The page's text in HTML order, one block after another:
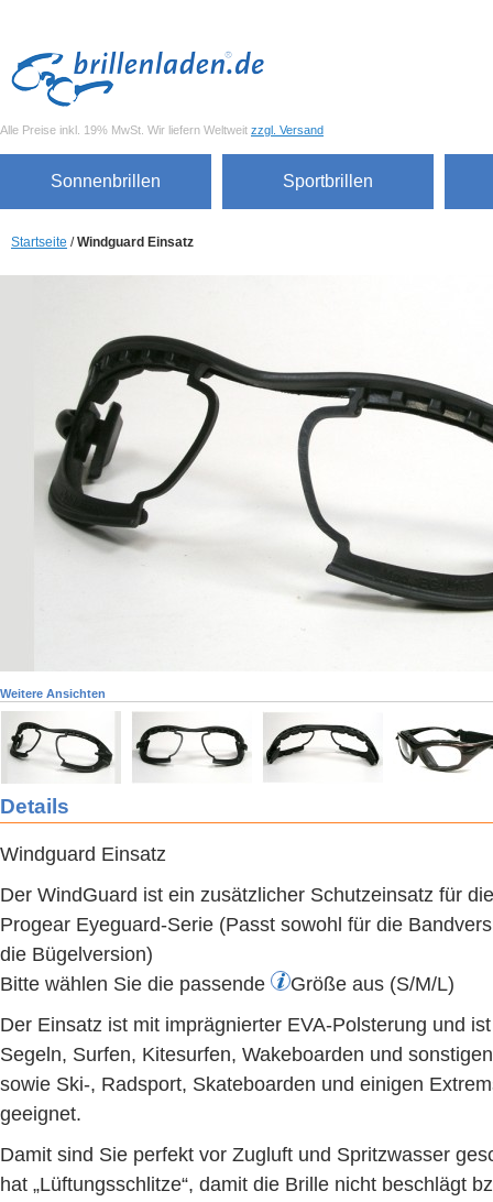
Alle Preise inkl. 19% MwSt. Wir liefern Weltweit zzgl. Versand
Sonnenbrillen Sportbrillen
Startseite /Windguard Einsatz
Weitere Ansichten
Details
Windguard Einsatz
Der WindGuard ist ein zusätzlicher Schutzeinsatz für
Progear Eyeguard-Serie (Passt sowohl für die
die Bügelversion)
Bitte wählen Sie die passende
Größe aus (S/M/L)
Der Einsatz ist mit imprägnierter EVA-Polsterung und
Segeln, Surfen, Kitesurfen, Wakeboarden und
sowie Ski-, Radsport, Skateboarden und einigen
geeignet.
Damit sind Sie perfekt vor Zugluft und Spritzwasser
hat „Lüftungsschlitze“, damit die Brille nicht beschlägt